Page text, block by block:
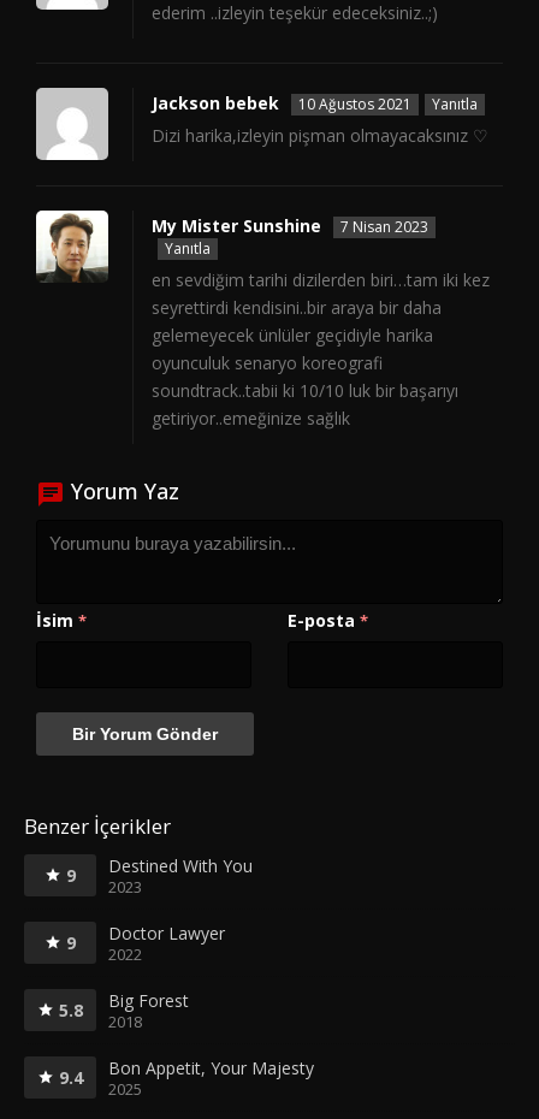
ederim ..izleyin teşekür edeceksiniz..;)
Jackson bebek 10 Ağustos 2021 Yanıtla
Dizi harika,izleyin pişman olmayacaksınız ♡
My Mister Sunshine
7 Nisan 2023
Yanıtla
en sevdiğim tarihi dizilerden biri…tam iki kez
seyrettirdi kendisini..bir araya bir daha
gelemeyecek ünlüler geçidiyle harika
oyunculuk senaryo koreografi
soundtrack..tabii ki 10/10 luk bir başarıyı
getiriyor..emeğinize sağlık
Yorum Yaz
İsim * E-posta *
Benzer İçerikler
9 Destined With You
2023
9 Doctor Lawyer
2022
5.8 Big Forest
2018
9.4 Bon Appetit, Your Majesty
2025